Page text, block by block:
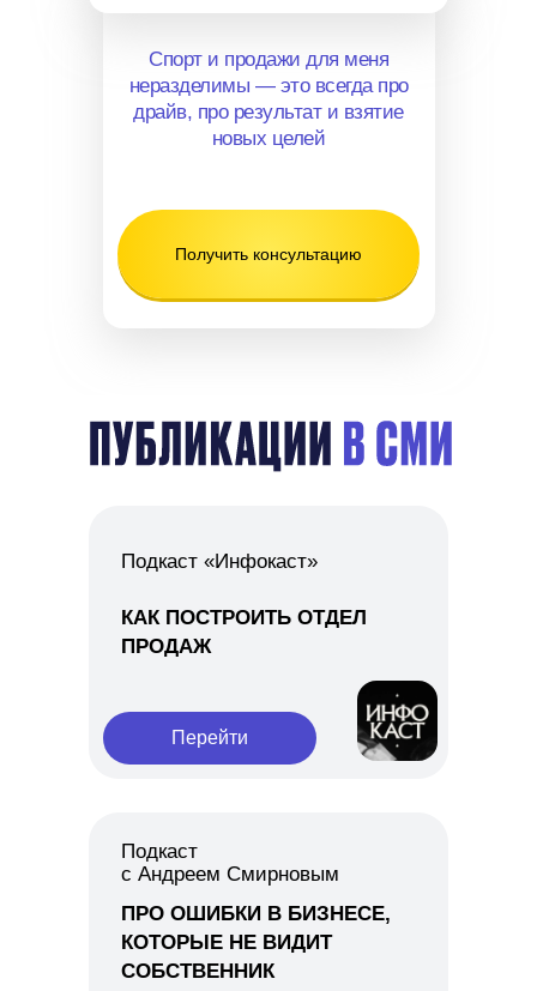
Спорт и продажи для меня
неразделимы — это всегда про
драйв, про результат и взятие
новых целей
Получить консультацию
Подкаст
с Андреем Смирновым
ПРО ОШИБКИ В БИЗНЕСЕ,
КОТОРЫЕ НЕ ВИДИТ
СОБСТВЕННИК
КАК ПОСТРОИТЬ ОТДЕЛ
ПРОДАЖ
Подкаст «Инфокаст»
Перейти